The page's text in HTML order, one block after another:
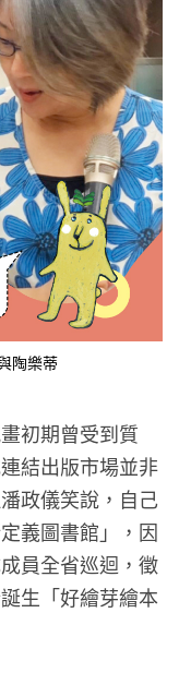
陶樂蒂
初期曾受到質
結出版市場並非
政儀笑說，自己
義圖書館」，因
員全省巡迴，徵
生「好繪芽繪本